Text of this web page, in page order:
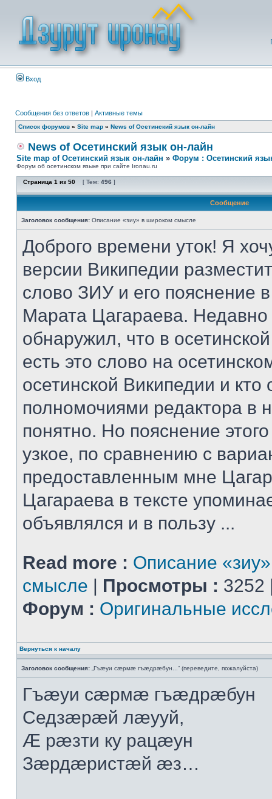
Вход
Сообщения без ответов | Активные темы
Список форумов » Site map » News of Осетинский язык он-лайн
News of Осетинский язык он-лайн
Site map of Осетинский язык он-лайн » Форум : Осетинский
Форум об осетинском языке при сайте Ironau.ru
Страница 1 из 50 [ Тем: 496 ]
Сообщение
Заголовок сообщения: Описание «зиу» в широком смысле
Доброго времени уток! Я
версии Википедии
слово ЗИУ и его пояснение
Марата Цагараева. Недавно
обнаружил, что в
есть это слово на
осетинской Википедии и кто
полномочиями редактора в
понятно. Но пояснение
узкое, по сравнению с
предоставленным мне
Цагараева в тексте
объявлялся и в пользу ...
Read more : Описание
смысле | Просмотры :
Форум : Оригинальные
Вернуться к началу
Заголовок сообщения: „Гъæуи сæрмæ гъæдрæбун...“ (переведите, пожалуйста)
Гъæуи сæрмæ гъæдрæбун
Седзæрæй лæууй,
Æ рæзти ку рацæун
Зæрдæристæй æз…